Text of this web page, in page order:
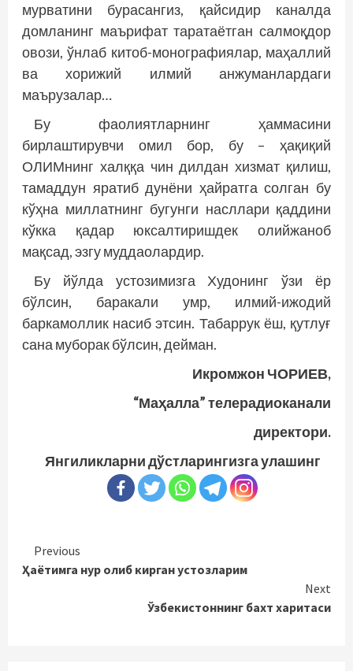
мурватини бурасангиз, қайсидир каналда
домланинг маърифат таратаётган салмоқдор
овози, ўнлаб китоб-монографиялар, маҳаллий
ва хорижий илмий анжуманлардаги
маърузалар…
Бу фаолиятларнинг ҳаммасини
бирлаштирувчи омил бор, бу – ҳақиқий
ОЛИМнинг халққа чин дилдан хизмат қилиш,
тамаддун яратиб дунёни ҳайратга солган бу
кўҳна миллатнинг бугунги насллари қаддини
кўкка қадар юксалтиришдек олийжаноб
мақсад, эзгу муддаолардир.
Бу йўлда устозимизга Худонинг ўзи ёр
бўлсин, баракали умр, илмий-ижодий
баркамоллик насиб этсин. Табаррук ёш, қутлуғ
сана муборак бўлсин, дейман.
Икромжон ЧОРИЕВ,
“Маҳалла” телерадиоканали
директори.
Янгиликларни дўстларингизга улашинг
Continue
Reading
Previous
Ҳаётимга нур олиб кирган устозларим
Next
Ўзбекистоннинг бахт харитаси